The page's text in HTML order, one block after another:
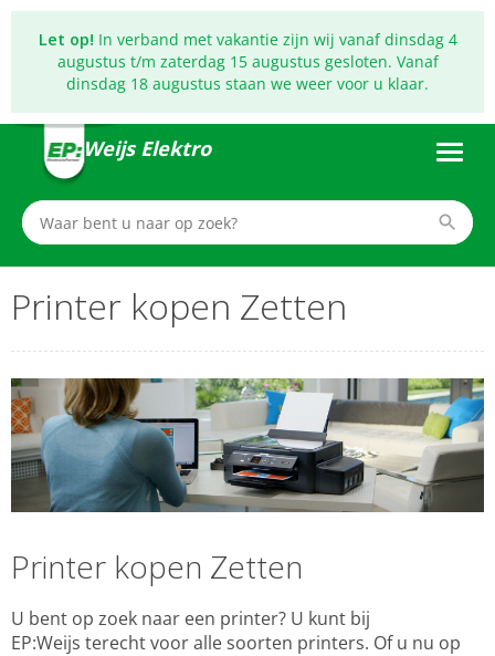
Let op! In verband met vakantie zijn wij vanaf dinsdag 4
augustus t/m zaterdag 15 augustus gesloten. Vanaf
dinsdag 18 augustus staan we weer voor u klaar.
Weijs Elektro
Printer kopen Zetten
Printer kopen Zetten
U bent op zoek naar een printer? U kunt bij
EP:Weijs terecht voor alle soorten printers. Of u nu op